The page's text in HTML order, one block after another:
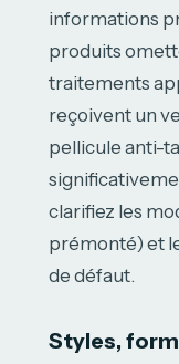
informations
produits
traitements
reçoivent un
pellicule anti-
clarifiez les
prémonté) et
de défaut.
Styles,